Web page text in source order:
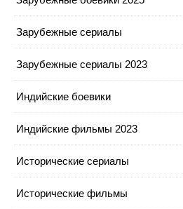
Зарубежные сериалы
Зарубежные сериалы 2023
Индийские боевики
Индийские фильмы 2023
Исторические сериалы
Исторические фильмы